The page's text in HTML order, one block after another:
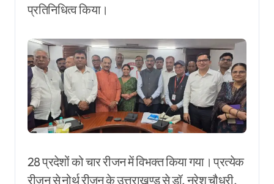
प्रतिनिधित्व किया।
28 प्रदेशों को चार रीजन में विभक्त किया गया। प्रत्येक
रीजन से नोर्थ रीजन के उत्तराखण्ड से डॉ. नरेश चौधरी,